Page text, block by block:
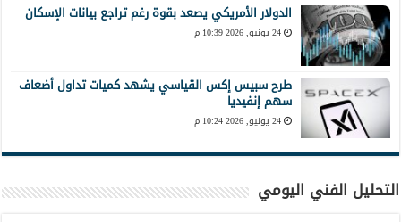
الدولار الأمريكي يصعد بقوة رغم تراجع بيانات الإسكان
24 يونيو, 2026 10:39 م
طرح سبيس إكس القياسي يشهد كميات تداول أضعاف
سهم إنفيديا
24 يونيو, 2026 10:24 م
التحليل الفني اليومي